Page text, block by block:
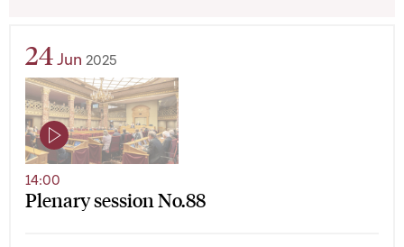
24Jun 2025
Plenary session No.88
14:00